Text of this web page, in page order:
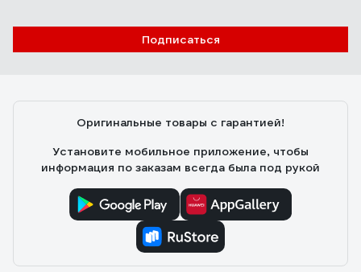
Подписаться
Оригинальные товары с гарантией!
Установите мобильное приложение, чтобы
информация по заказам всегда была под рукой